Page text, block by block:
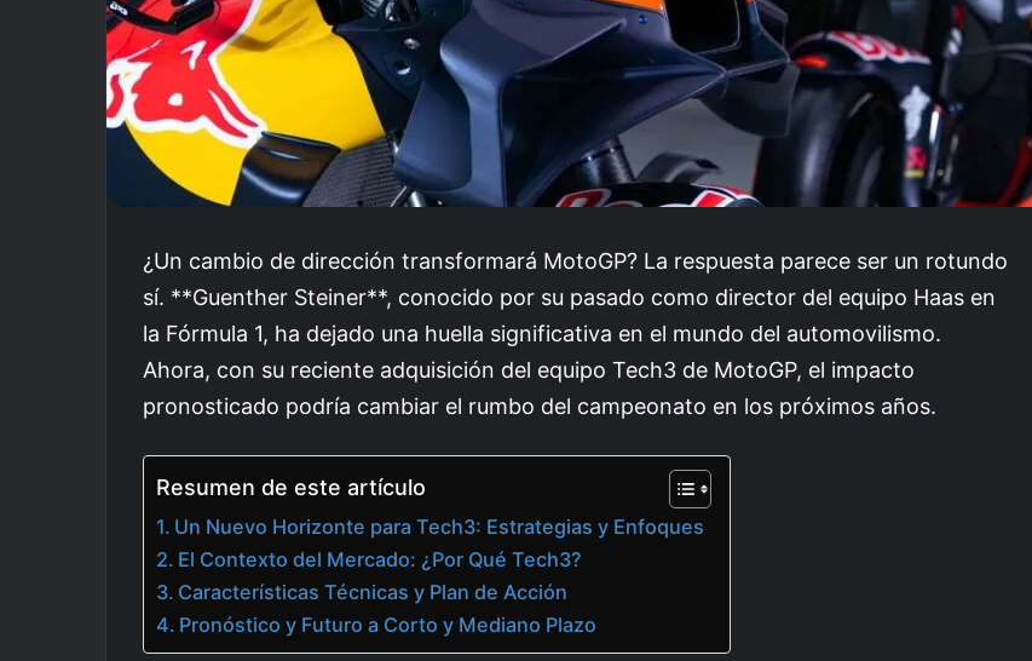
¿Un cambio de dirección transformará MotoGP? La respuesta parece ser un rotundo
sí. **Guenther Steiner**, conocido por su pasado como director del equipo Haas en
la Fórmula 1, ha dejado una huella significativa en el mundo del automovilismo.
Ahora, con su reciente adquisición del equipo Tech3 de MotoGP, el impacto
pronosticado podría cambiar el rumbo del campeonato en los próximos años.
Resumen de este artículo
Un Nuevo Horizonte para Tech3: Estrategias y Enfoques
El Contexto del Mercado: ¿Por Qué Tech3?
Características Técnicas y Plan de Acción
Pronóstico y Futuro a Corto y Mediano Plazo